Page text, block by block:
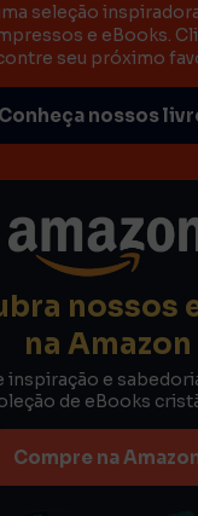
seleção
e eBooks.
seu próximo
Conheça nossos
nossos
na Amazon
inspiração e
de eBooks
Compre na